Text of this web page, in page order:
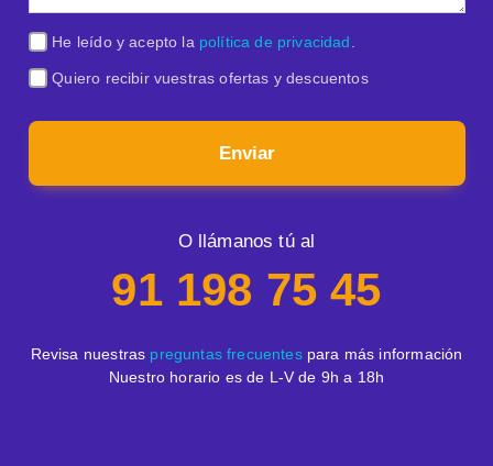
He leído y acepto la política de privacidad
Quiero recibir vuestras ofertas y descuentos
Enviar
O llámanos tú al
91 198 75 45
Revisa nuestras preguntas frecuentespara más información
Nuestro horario es de L-V de 9h a 18h